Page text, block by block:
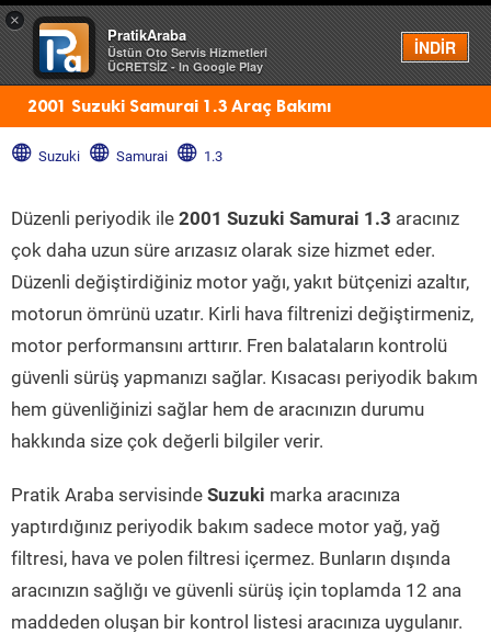
×
PratikAraba
Üstün Oto Servis Hizmetleri
ÜCRETSİZ - In Google Play
İNDİR
Menü
2001 Suzuki Samurai 1.3 Araç Bakımı
Suzuki Samurai 1.3
Düzenli periyodik ile 2001 Suzuki Samurai 1.3 aracınız
çok daha uzun süre arızasız olarak size hizmet eder.
Düzenli değiştirdiğiniz motor yağı, yakıt bütçenizi azaltır,
motorun ömrünü uzatır. Kirli hava filtrenizi değiştirmeniz,
motor performansını arttırır. Fren balataların kontrolü
güvenli sürüş yapmanızı sağlar. Kısacası periyodik bakım
hem güvenliğinizi sağlar hem de aracınızın durumu
hakkında size çok değerli bilgiler verir.
Pratik Araba servisinde Suzuki marka aracınıza
yaptırdığınız periyodik bakım sadece motor yağ, yağ
filtresi, hava ve polen filtresi içermez. Bunların dışında
aracınızın sağlığı ve güvenli sürüş için toplamda 12 ana
maddeden oluşan bir kontrol listesi aracınıza uygulanır.